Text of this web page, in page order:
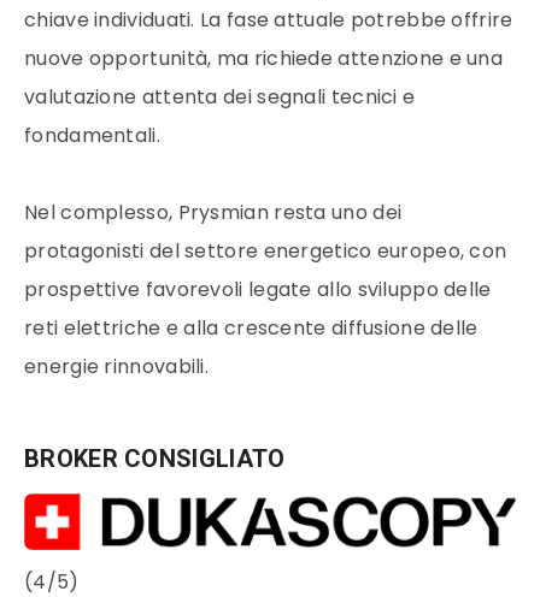
chiave individuati. La fase attuale potrebbe offrire
nuove opportunità, ma richiede attenzione e una
valutazione attenta dei segnali tecnici e
fondamentali.
Nel complesso, Prysmian resta uno dei
protagonisti del settore energetico europeo, con
prospettive favorevoli legate allo sviluppo delle
reti elettriche e alla crescente diffusione delle
energie rinnovabili.
BROKER CONSIGLIATO
(4/5)